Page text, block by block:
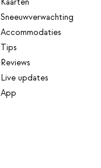
Kaarten
Sneeuwverwachting
Accommodaties
Tips
Reviews
Live updates
App